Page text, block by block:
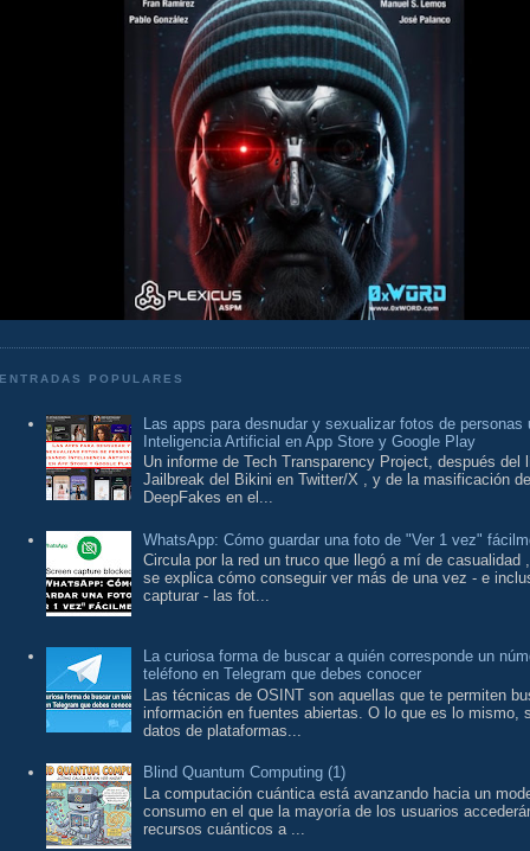
ENTRADAS POPULARES
Las apps para desnudar y sexualizar fotos de personas
Inteligencia Artificial en App Store y Google Play
Un informe de Tech Transparency Project, después del
Jailbreak del Bikini en Twitter/X , y de la masificación de
DeepFakes en el...
WhatsApp: Cómo guardar una foto de "Ver 1 vez"
Circula por la red un truco que llegó a mí de casualidad
se explica cómo conseguir ver más de una vez - e
capturar - las fot...
La curiosa forma de buscar a quién corresponde un
teléfono en Telegram que debes conocer
Las técnicas de OSINT son aquellas que te permiten
información en fuentes abiertas. O lo que es lo mismo,
datos de plataformas...
Blind Quantum Computing (1)
La computación cuántica está avanzando hacia un
consumo en el que la mayoría de los usuarios
recursos cuánticos a ...